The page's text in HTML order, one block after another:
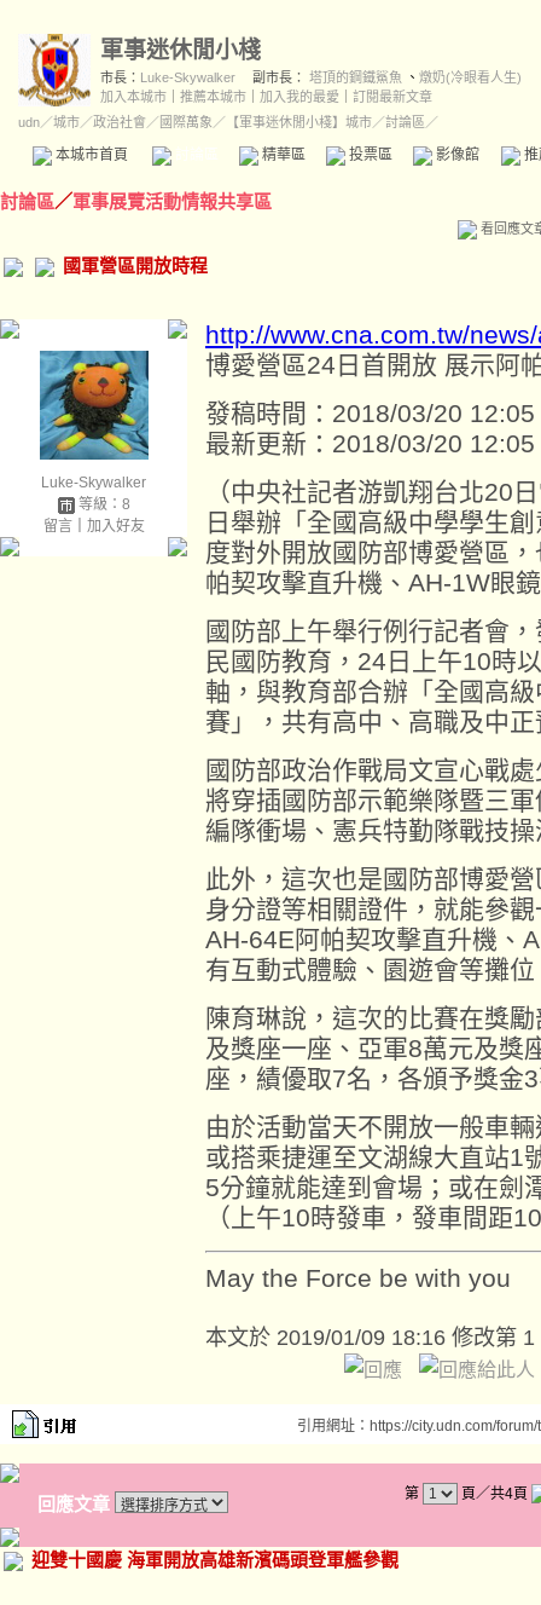
軍事迷休閒小棧
市長： Luke-Skywalker 副市長： 塔頂的鋼鐵鯊魚 、 燉奶(冷眼看人生)
加入本城市
推薦本城市 加入我的最愛
訂閱最新文章
udn／城市／政治社會 ／國際萬象 ／ 【軍事迷休閒小棧】城市／討論區／
本城市首頁 精華區 投票區 影像館
討論區／軍事展覽活動情報共享區
看回應文
國軍營區開放時程
Luke-Skywalker
等級：8
留言｜ 加入好友
http://www.cna.com.tw/
博愛營區24日首開放 展示阿
發稿時間：2018/03/20 12:05
最新更新：2018/03/20 12:05
（中央社記者游凱翔台北20
日舉辦「全國高級中學學生
度對外開放國防部博愛營區
帕契攻擊直升機、AH-1W眼
國防部上午舉行例行記者會
民國防教育，24日上午10時
軸，與教育部合辦「全國高
賽」，共有高中、高職及中
國防部政治作戰局文宣心戰
將穿插國防部示範樂隊暨三
編隊衝場、憲兵特勤隊戰技
此外，這次也是國防部博愛
身分證等相關證件，就能參
AH-64E阿帕契攻擊直升機、
有互動式體驗、園遊會等攤
陳育琳說，這次的比賽在獎
及獎座一座、亞軍8萬元及獎
座，績優取7名，各頒予獎金
由於活動當天不開放一般車
或搭乘捷運至文湖線大直站1
5分鐘就能達到會場；或在劍
（上午10時發車，發車間距
May the Force be with you
本文於 2019/01/09 18:16 修改第 1
引用網址：https://city.udn.com/
回應文章 第 頁／共4頁
迎雙十國慶 海軍開放高雄新濱碼頭登軍艦參觀